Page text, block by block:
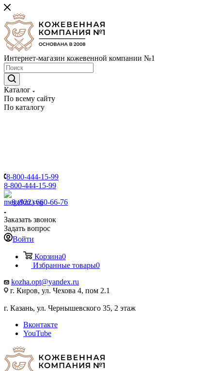
Интернет-магазин кожевенной компании №1
Каталог
По всему сайту
По каталогу
8-800-444-15-99
8-800-444-15-99
8 (922) 660-66-76
Заказать звонок
Задать вопрос
Войти
Корзина0
Избранные товары0
kozha.opt@yandex.ru
г. Киров, ул. Чехова 4, пом 2.1
г. Казань, ул. Чернышевского 35, 2 этаж
Вконтакте
YouTube